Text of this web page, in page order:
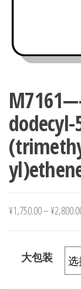
dodecyl-
¥1,750.00–¥
大包装